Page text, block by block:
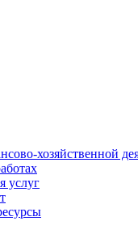
хозяйственной
услуг